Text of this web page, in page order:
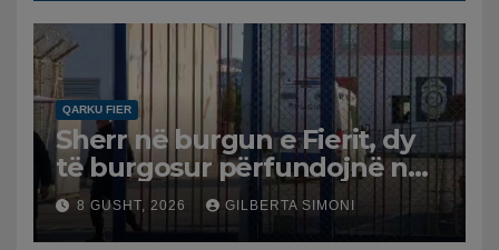
QARKU FIER
Sherr në burgun e Fierit, dy
të burgosur përfundojnë në
spital
8 GUSHT, 2026 GILBERTA SIMONI